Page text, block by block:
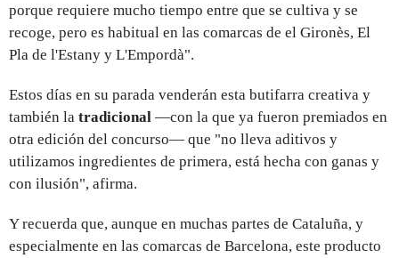
porque requiere mucho tiempo entre que se cultiva y se
recoge, pero es habitual en las comarcas de el Gironès, El
Pla de l'Estany y L'Empordà".
Estos días en su parada venderán esta butifarra creativa y
también la tradicional —con la que ya fueron premiados en
otra edición del concurso— que "no lleva aditivos y
utilizamos ingredientes de primera, está hecha con ganas y
con ilusión", afirma.
Y recuerda que, aunque en muchas partes de Cataluña, y
especialmente en las comarcas de Barcelona, este producto